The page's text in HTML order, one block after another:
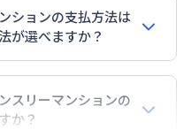
ションの支払方法は
が選べますか？
マンションのお支払い
社での現金払い、クレ
、VISAカード、Master
スリーマンションの
か？